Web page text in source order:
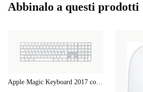
Abbinalo a questi prodotti
Apple Magic Keyboard 2017 con tastierino numerico